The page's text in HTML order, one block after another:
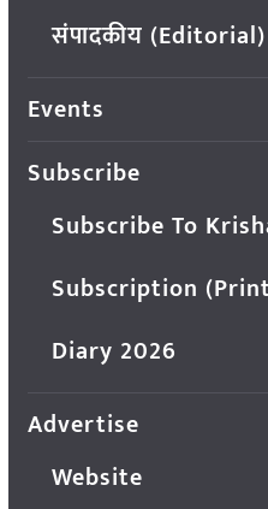
संपादकीय (Editorial)
Events
Subscribe
Subscribe To
Subscription
Diary 2026
Advertise
Website